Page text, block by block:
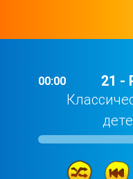
00:00
21 -